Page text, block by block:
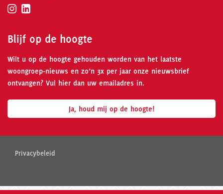
Blijf op de hoogte
Wilt u op de hoogte gehouden worden van het laatste
woongroep-nieuws en zo’n 3x per jaar onze nieuwsbrief
ontvangen? Vul hier dan uw emailadres in.
Ja, houd mij op de hoogte!
Privacybeleid